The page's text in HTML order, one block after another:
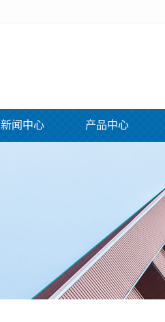
新闻中心 产品中心